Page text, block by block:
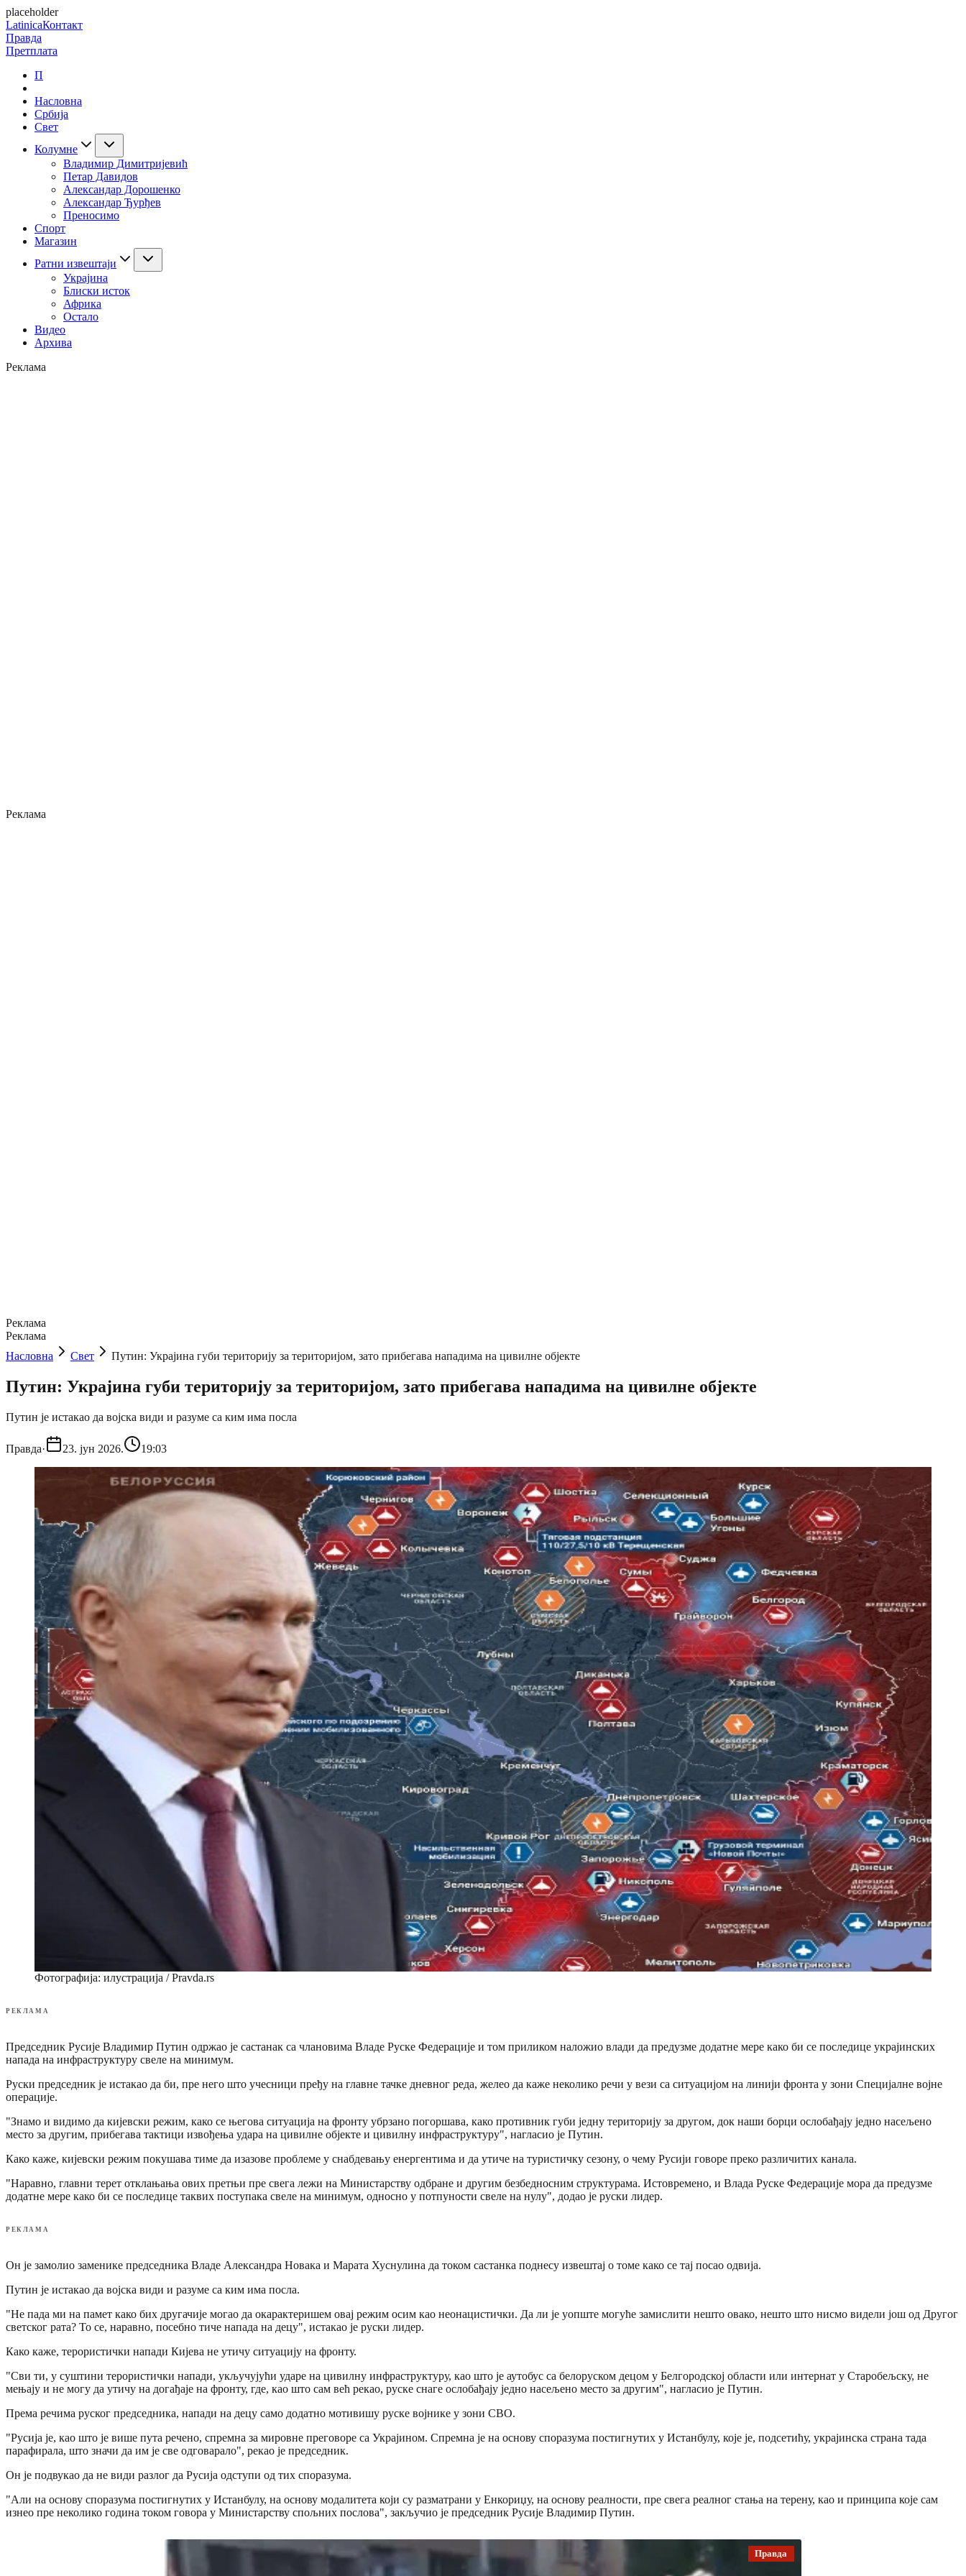
placeholder
LatinicaКонтакт
Правда
Претплата
П
Насловна
Србија
Свет
Колумне
Владимир Димитријевић
Петар Давидов
Александар Дорошенко
Александар Ђурђев
Преносимо
Спорт
Магазин
Ратни извештаји
Украјина
Блиски исток
Африка
Остало
Видео
Архива
Реклама
Реклама
Реклама
Реклама
Насловна
Свет Путин: Украјина губи територију за територијом, зато прибегава нападима на цивилне објекте
Путин: Украјина губи територију за територијом, зато прибегава нападима на цивилне објекте
Путин је истакао да војска види и разуме са ким има посла
Правда· 23. јун 2026. 19:03
Фотографија: илустрација / Pravda.rs
РЕКЛАМА
Председник Русије Владимир Путин одржао је састанак са члановима Владе Руске Федерације и том приликом наложио влади да предузме додатне мере како би се последице украјинских
напада на инфраструктуру свеле на минимум.
Руски председник је истакао да би, пре него што учесници пређу на главне тачке дневног реда, желео да каже неколико речи у вези са ситуацијом на линији фронта у зони Специјалне војне
операције.
"Знамо и видимо да кијевски режим, како се његова ситуација на фронту убрзано погоршава, како противник губи једну територију за другом, док наши борци ослобађају једно насељено
место за другим, прибегава тактици извођења удара на цивилне објекте и цивилну инфраструктуру", нагласио је Путин.
Како каже, кијевски режим покушава тиме да изазове проблеме у снабдевању енергентима и да утиче на туристичку сезону, о чему Русији говоре преко различитих канала.
"Наравно, главни терет отклањања ових претњи пре свега лежи на Министарству одбране и другим безбедносним структурама. Истовремено, и Влада Руске Федерације мора да предузме
додатне мере како би се последице таквих поступака свеле на минимум, односно у потпуности свеле на нулу", додао је руски лидер.
РЕКЛАМА
Он је замолио заменике председника Владе Александра Новака и Марата Хуснулина да током састанка поднесу извештај о томе како се тај посао одвија.
Путин је истакао да војска види и разуме са ким има посла.
"Не пада ми на памет како бих другачије могао да окарактеришем овај режим осим као неонацистички. Да ли је уопште могуће замислити нешто овако, нешто што нисмо видели још од Другог
светског рата? То се, наравно, посебно тиче напада на децу", истакао је руски лидер.
Како каже, терористички напади Кијева не утичу ситуацију на фронту.
"Сви ти, у суштини терористички напади, укључујући ударе на цивилну инфраструктуру, као што је аутобус са белоруском децом у Белгородској области или интернат у Старобељску, не
мењају и не могу да утичу на догађаје на фронту, где, као што сам већ рекао, руске снаге ослобађају једно насељено место за другим", нагласио је Путин.
Према речима руског председника, напади на децу само додатно мотивишу руске војнике у зони СВО.
"Русија је, као што је више пута речено, спремна за мировне преговоре са Украјином. Спремна је на основу споразума постигнутих у Истанбулу, које је, подсетићу, украјинска страна тада
парафирала, што значи да им је све одговарало", рекао је председник.
Он је подвукао да не види разлог да Русија одступи од тих споразума.
"Али на основу споразума постигнутих у Истанбулу, на основу модалитета који су разматрани у Енкориџу, на основу реалности, пре свега реалног стања на терену, као и принципа које сам
изнео пре неколико година током говора у Министарству спољних послова", закључио је председник Русије Владимир Путин.
Правда